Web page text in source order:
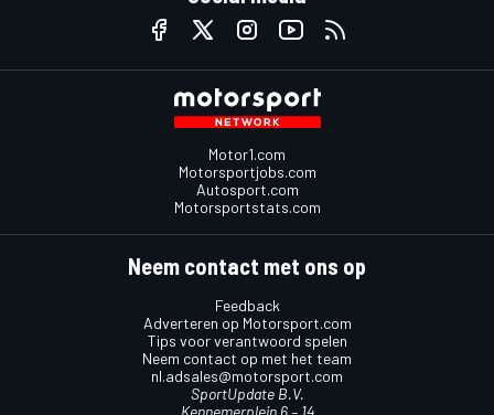
Motor1.com
Motorsportjobs.com
Autosport.com
Motorsportstats.com
Neem contact met ons op
Feedback
Adverteren op Motorsport.com
Tips voor verantwoord spelen
Neem contact op met het team
nl.adsales@motorsport.com
SportUpdate B.V.